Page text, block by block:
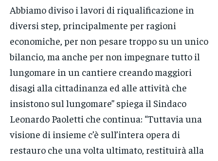
Abbiamo diviso i lavori di riqualificazione in
diversi step, principalmente per ragioni
economiche, per non pesare troppo su un unico
bilancio, ma anche per non impegnare tutto il
lungomare in un cantiere creando maggiori
disagi alla cittadinanza ed alle attività che
insistono sul lungomare” spiega il Sindaco
Leonardo Paoletti che continua: “Tuttavia una
visione di insieme c’è sull’intera opera di
restauro che una volta ultimato, restituirà alla